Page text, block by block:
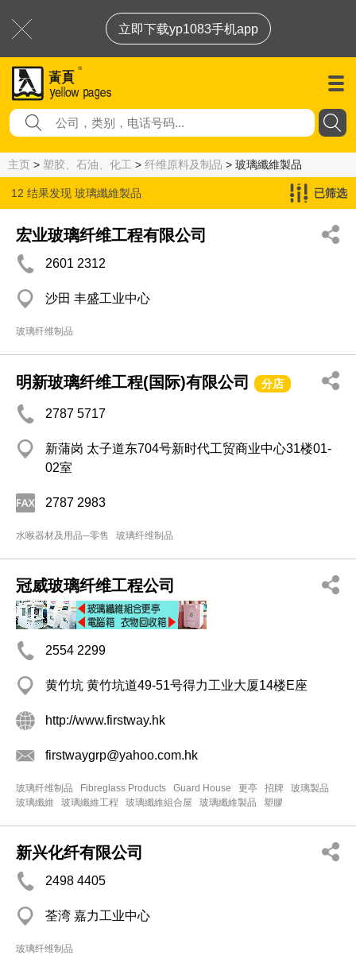
立即下载yp1083手机app
主页 > 塑胶、石油、化工 > 纤维原料及制品 > 玻璃纖維製品
12 结果发现 玻璃纖維製品 已筛选
宏业玻璃纤维工程有限公司
2601 2312
沙田 丰盛工业中心
玻璃纤维制品
明新玻璃纤维工程(国际)有限公司 分店
2787 5717
新蒲岗 太子道东704号新时代工贸商业中心31楼01-
02室
2787 2983
水喉器材及用品─零售 玻璃纤维制品
冠威玻璃纤维工程公司
2554 2299
黄竹坑 黄竹坑道49-51号得力工业大厦14楼E座
http://www.firstway.hk
firstwaygrp@yahoo.com.hk
玻璃纤维制品 Fibreglass Products Guard House 更亭 招牌
玻璃製品
玻璃纖維
玻璃纖維工程 玻璃纖維組合屋 玻璃纖維製品 塑膠
新兴化纤有限公司
2498 4405
荃湾 嘉力工业中心
玻璃纤维制品